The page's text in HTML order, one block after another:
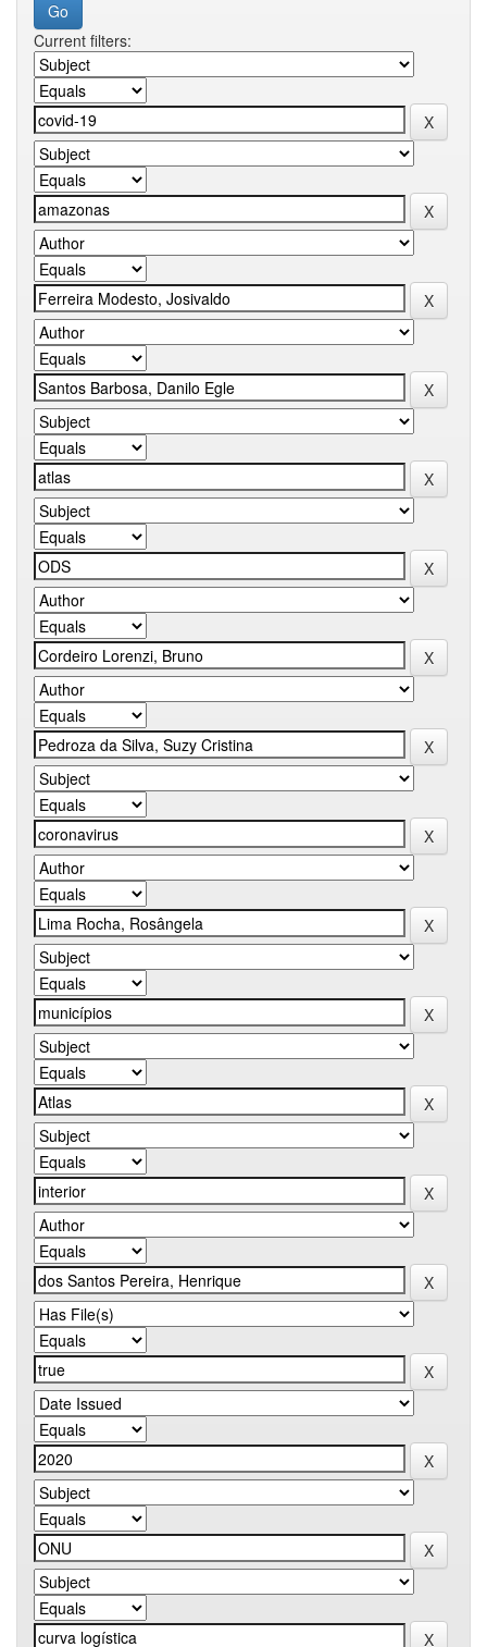
Current filters: